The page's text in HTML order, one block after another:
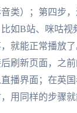
音类）；第四步
如B站、咪咕视
就能正常播放
刷新页面，之
播界面；在英
用同样的步骤就